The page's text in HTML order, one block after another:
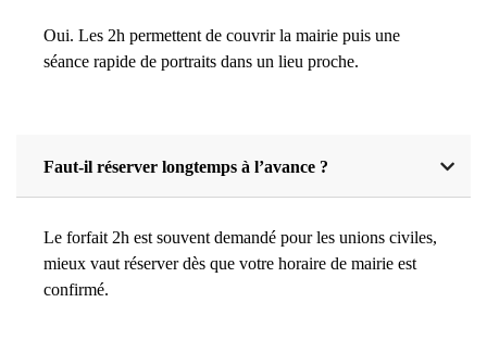
Oui. Les 2h permettent de couvrir la mairie puis une
séance rapide de portraits dans un lieu proche.
Faut-il réserver longtemps à l’avance ?
Le forfait 2h est souvent demandé pour les unions civiles,
mieux vaut réserver dès que votre horaire de mairie est
confirmé.